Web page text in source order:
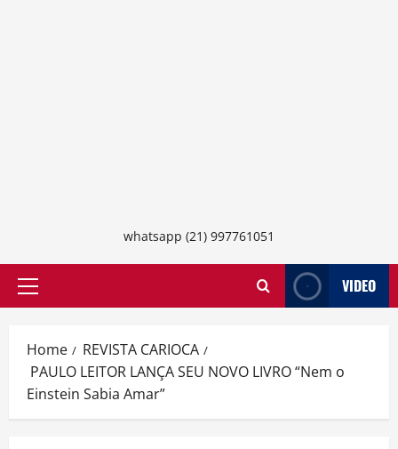
whatsapp (21) 997761051
Primary
VIDEO
Home
REVISTA CARIOCA
PAULO LEITOR LANÇA SEU NOVO LIVRO “Nem o
Einstein Sabia Amar”